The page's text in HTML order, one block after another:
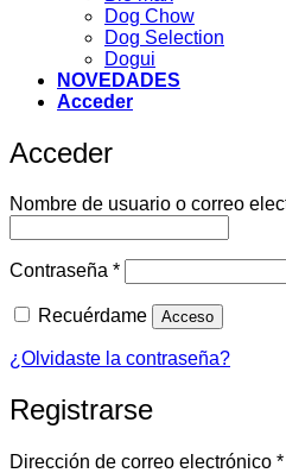
Dog Chow
Dog Selection
Dogui
NOVEDADES
Acceder
Acceder
Nombre de usuario o correo
Contraseña *Obligatorio
Recuérdame Acceso
¿Olvidaste la contraseña?
Registrarse
Dirección de correo electrónico *